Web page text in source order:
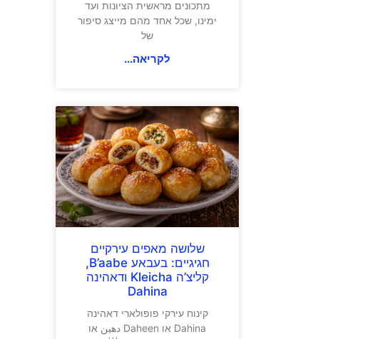
מתכונים מראשית הציונות ועד
ימינו, שכל אחד מהם מייצג סיפור
של
לקריאה...
שלושה מאפים עירקיים
חגיגיים: בעבאע B’aabe,
קליצ’ה Kleicha ודאהינה
Dahina
קינוח עירקי פופולארי דאהינה
Dahina או Daheen دهين או